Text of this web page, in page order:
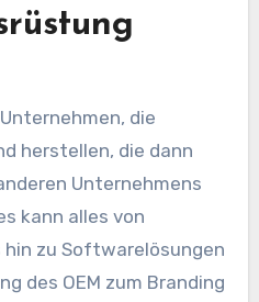
die
herstellen, die dann
Unternehmens
kann alles von
zu Softwarelösungen
des OEM zum Branding